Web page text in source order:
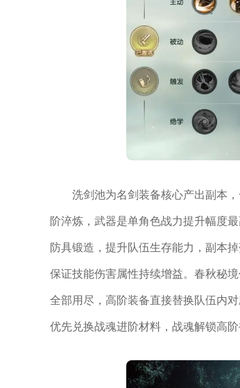
洗剑池为名剑装备核心产出副本
阶淬炼，武器是单角色战力提升幅度
防具锻造，提升队伍生存能力，副本
保证技能伤害属性持续增益。春秋秘
全部用尽，高阶装备直接替换队伍内
优先兑换战魂进阶材料，战魂解锁高